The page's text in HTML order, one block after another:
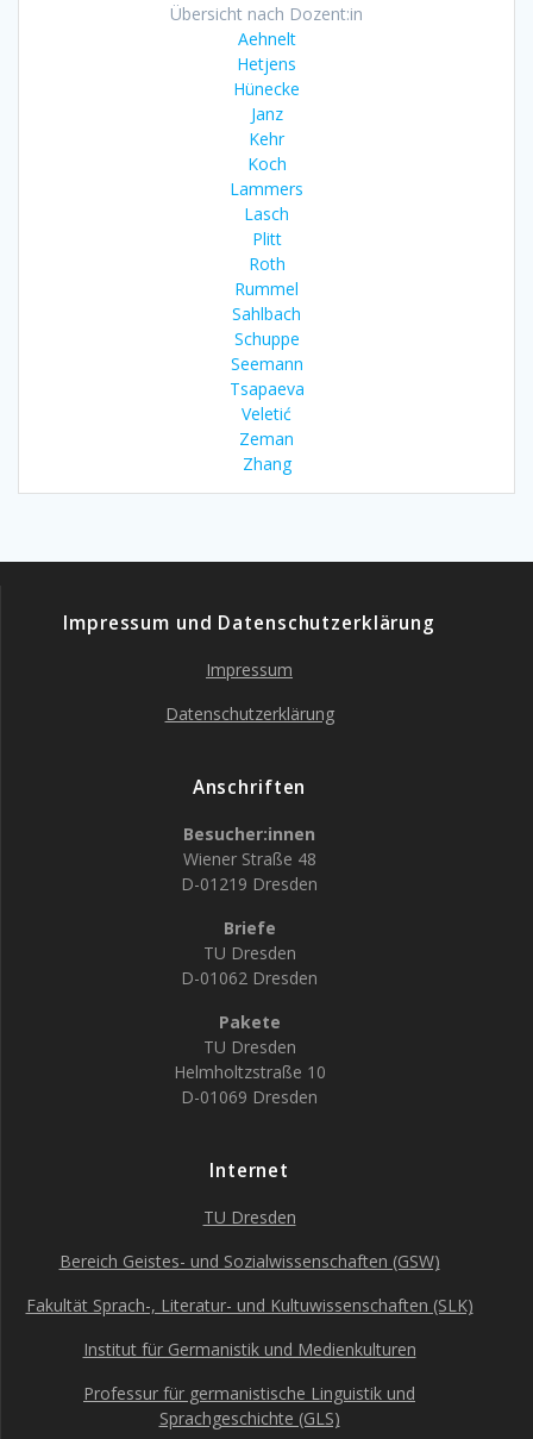
Übersicht nach Dozent:in
Aehnelt
Hetjens
Hünecke
Janz
Kehr
Koch
Lammers
Lasch
Plitt
Roth
Rummel
Sahlbach
Schuppe
Seemann
Tsapaeva
Veletić
Zeman
Zhang
Impressum und Datenschutzerklärung
Impressum
Datenschutzerklärung
Anschriften
Besucher:innen
Wiener Straße 48
D-01219 Dresden
Briefe
TU Dresden
D-01062 Dresden
Pakete
TU Dresden
Helmholtzstraße 10
D-01069 Dresden
Internet
TU Dresden
Bereich Geistes- und Sozialwissenschaften (GSW)
Fakultät Sprach-, Literatur- und Kultuwissenschaften (SLK)
Institut für Germanistik und Medienkulturen
Professur für germanistische Linguistik und
Sprachgeschichte (GLS)